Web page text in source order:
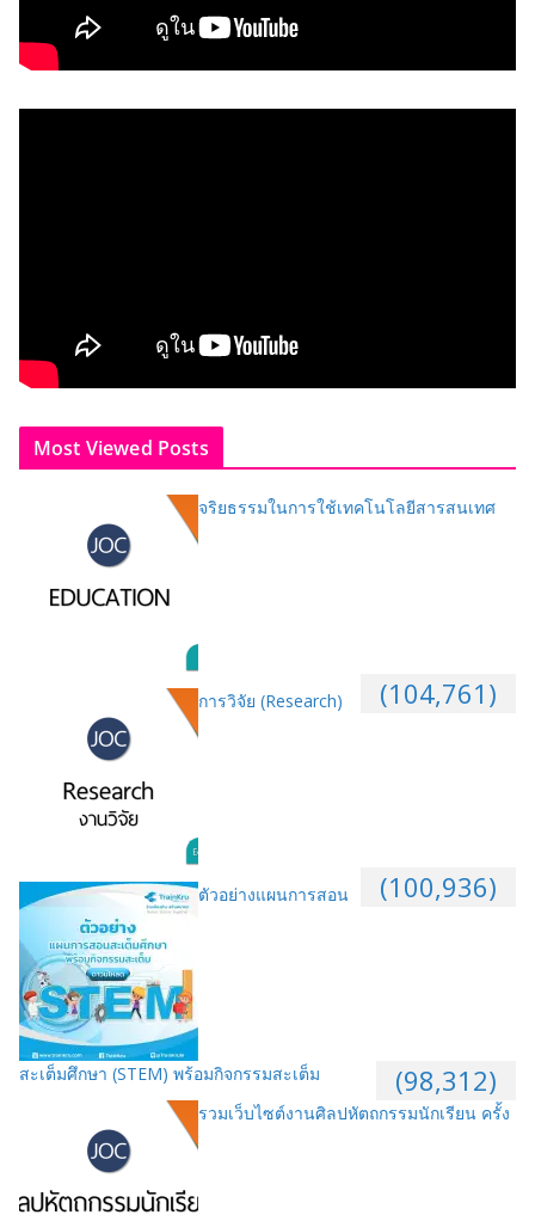
Most Viewed Posts
จริยธรรมในการใช้เทคโนโลยีสารสนเทศ
(104,761)
การวิจัย (Research)
(100,936)
ตัวอย่างแผนการสอน
สะเต็มศึกษา (STEM) พร้อมกิจกรรมสะเต็ม (98,312)
รวมเว็บไซต์งานศิลปหัตถกรรมนักเรียน ครั้ง